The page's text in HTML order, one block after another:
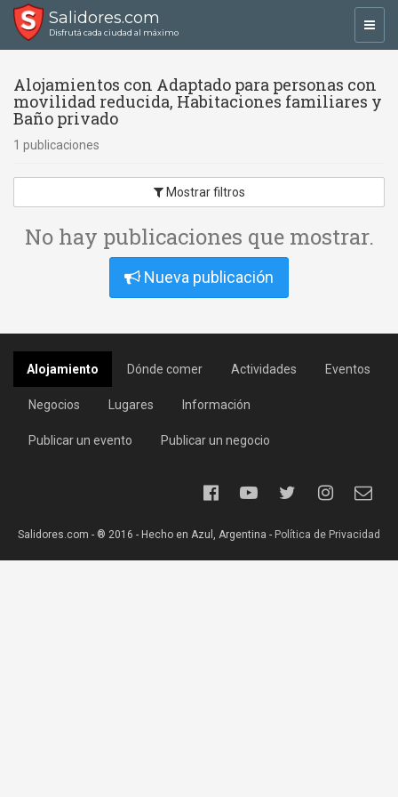
Salidores.com
Disfrutá cada ciudad al máximo
Alojamientos con Adaptado para personas con
movilidad reducida, Habitaciones familiares y
Baño privado
1 publicaciones
Mostrar filtros
No hay publicaciones que mostrar.
Nueva publicación
Alojamiento Dónde comer Actividades Eventos
Negocios Lugares Información
Publicar un evento Publicar un negocio
Salidores.com - ® 2016 - Hecho en Azul, Argentina - Política de Privacidad